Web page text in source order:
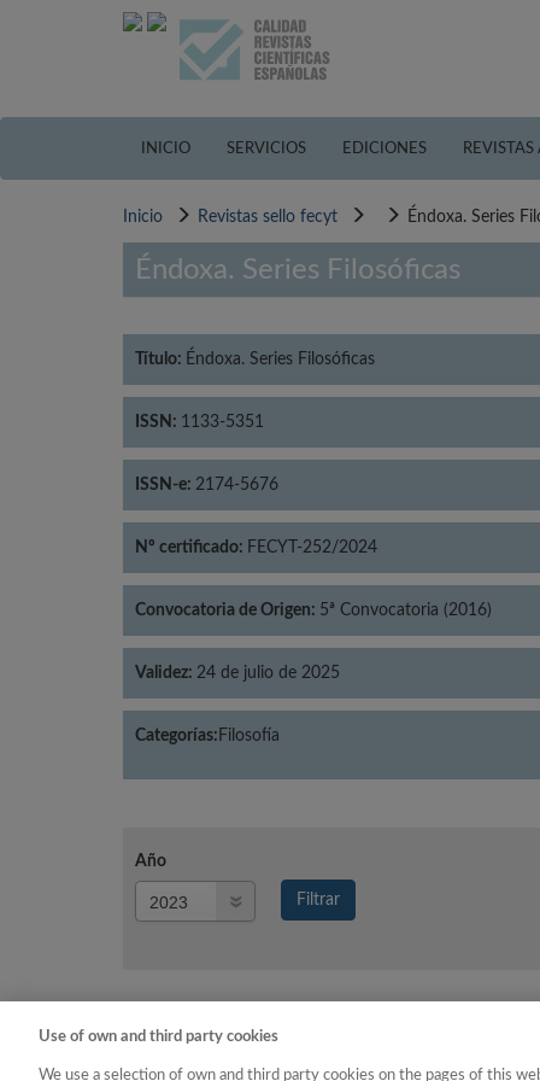
INICIO SERVICIOS EDICIONES
Inicio Revistas sello fecyt Éndoxa. Series
Éndoxa. Series Filosóficas
Título: Éndoxa. Series Filosóficas
ISSN: 1133-5351
ISSN-e: 2174-5676
Nº certificado: FECYT-252/2024
Convocatoria de Origen: 5ª Convocatoria (2016)
Validez: 24 de julio de 2025
Categorías: Filosofía
Año
Filtrar
Año
Use of own and third party cookies
We use a selection of own and third party cookies on the pages of this